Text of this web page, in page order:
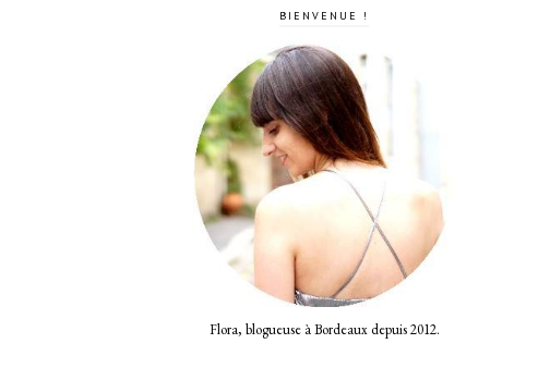
BIENVENUE !
Flora, blogueuse à Bordeaux depuis 2012.